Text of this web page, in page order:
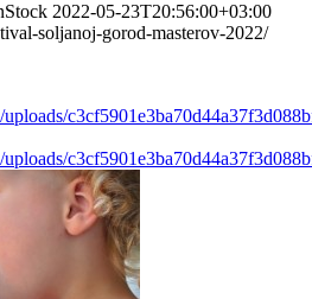
2022-05-23T20:56:00+03:00
soljanoj-gorod-masterov-2022/